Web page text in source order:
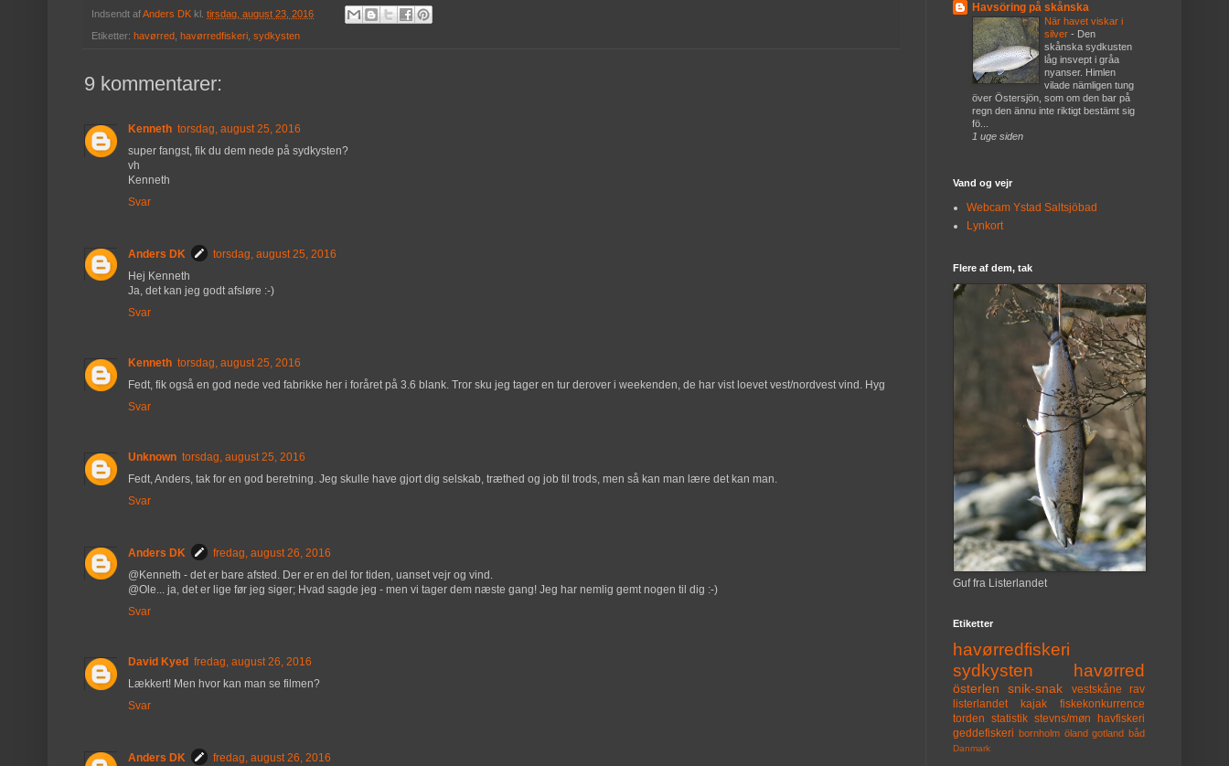
Indsendt afAnders DK kl. tirsdag, august 23, 2016
Etiketter: havørred, havørredfiskeri, sydkysten
9 kommentarer:
Kenneth torsdag, august 25, 2016
super fangst, fik du dem nede på sydkysten?
vh
Kenneth
Svar
Anders DK
torsdag, august 25, 2016
Hej Kenneth
Ja, det kan jeg godt afsløre :-)
Svar
Kenneth torsdag, august 25, 2016
Fedt, fik også en god nede ved fabrikke her i foråret på 3.6 blank. Tror sku jeg tager en tur derover i weekenden, de har vist loevet vest/nordvest vind. Hyg
Svar
Unknown torsdag, august 25, 2016
Fedt, Anders, tak for en god beretning. Jeg skulle have gjort dig selskab, træthed og job til trods, men så kan man lære det kan man.
Svar
Anders DK
fredag, august 26, 2016
@Kenneth - det er bare afsted. Der er en del for tiden, uanset vejr og vind.
@Ole... ja, det er lige før jeg siger; Hvad sagde jeg - men vi tager dem næste gang! Jeg har nemlig gemt nogen til dig :-)
Svar
David Kyed fredag, august 26, 2016
Lækkert! Men hvor kan man se filmen?
Svar
Anders DK
fredag, august 26, 2016
Havsöring på skånska
När havet viskar i
silver - Den
skånska sydkusten
låg insvept i gråa
nyanser. Himlen
vilade nämligen tung
över Östersjön, som om den bar på
regn den ännu inte riktigt bestämt sig
fö...
1 uge siden
Vand og vejr
Webcam Ystad Saltsjöbad
Lynkort
Flere af dem, tak
Guf fra Listerlandet
Etiketter
havørredfiskeri
sydkysten
havørred
österlen snik-snak vestskåne
rav
listerlandet
kajak
fiskekonkurrence
torden statistik stevns/møn
havfiskeri
geddefiskeri bornholm öland gotland båd
Danmark